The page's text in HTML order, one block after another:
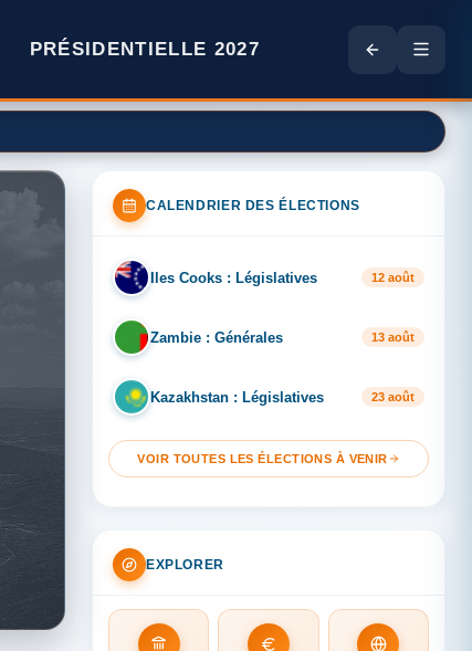
PRÉSIDENTIELLE 2027
CALENDRIER DES ÉLECTIONS
IL Iles Cooks : Législatives 12 août
ZA Zambie : Générales 13 août
KA Kazakhstan : Législatives 23 août
VOIR TOUTES LES ÉLECTIONS À VENIR
EXPLORER